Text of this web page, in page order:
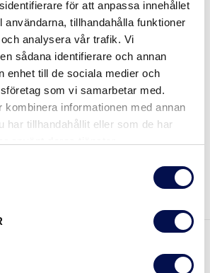
för att anpassa innehållet
användarna, tillhandahålla funktioner
analysera vår trafik. Vi
sådana identifierare och annan
enhet till de sociala medier och
som vi samarbetar med.
kombinera informationen med annan
har tillhandahållit eller som de har
MAN KÖPA
KONTAKTA OSS